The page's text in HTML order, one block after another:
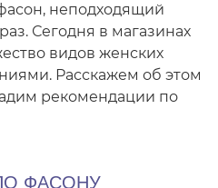
неподходящий
Сегодня в магазинах
видов женских
Расскажем об этом
рекомендации по
ФАСОНУ